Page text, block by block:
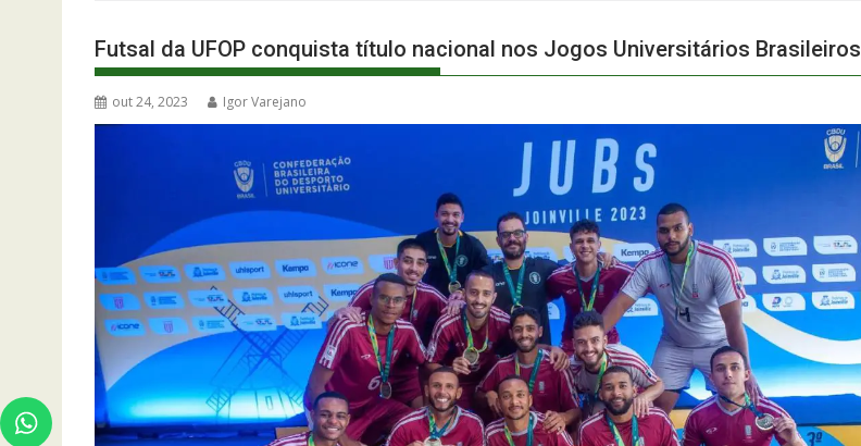
Futsal da UFOP conquista título nacional nos Jogos Universitários Brasileiros
out 24, 2023 Igor Varejano